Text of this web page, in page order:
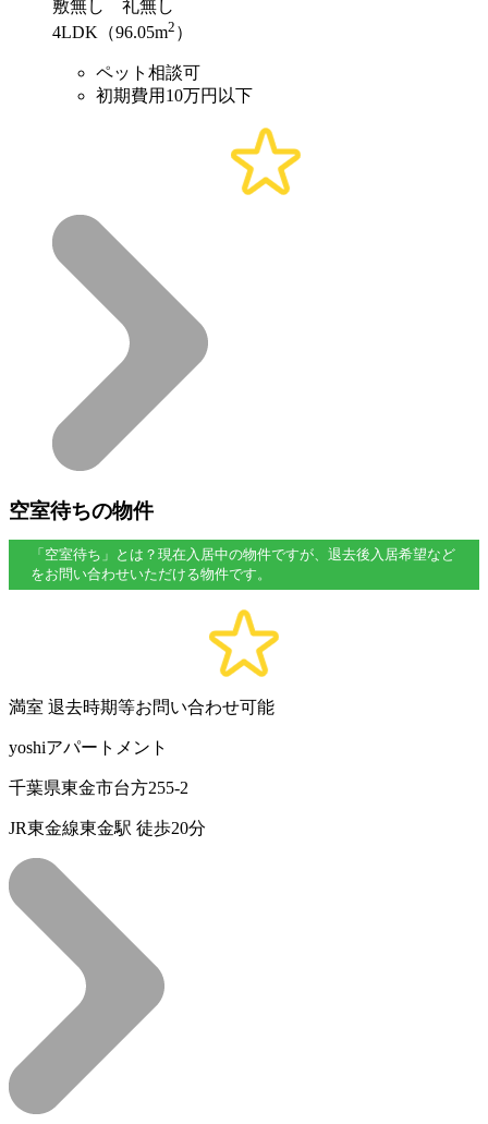
敷無し 礼無し
4LDK（96.05m2 ）
ペット相談可
初期費用10万円以下
空室待ちの物件
「空室待ち」とは？現在入居中の物件ですが、退去後入居希望など
をお問い合わせいただける物件です。
満室 退去時期等お問い合わせ可能
yoshiアパートメント
千葉県東金市台方255-2
JR東金線東金駅 徒歩20分